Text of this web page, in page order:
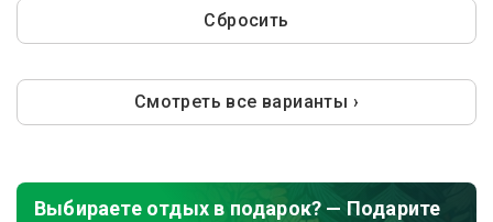
Сбросить
Смотреть все варианты ›
Выбираете отдых в подарок? — Подарите